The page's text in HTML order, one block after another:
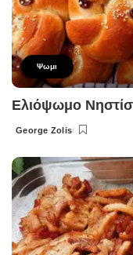
Ψωμι
Ελιόψωμο
Posted
George Zolis